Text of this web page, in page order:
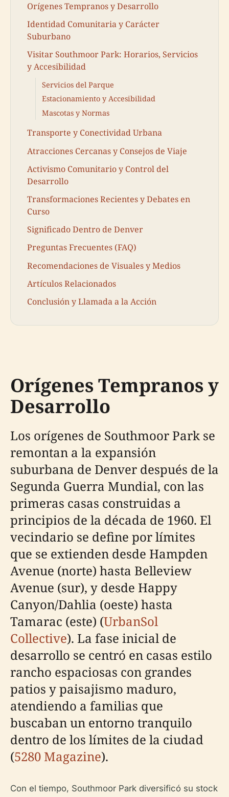
Orígenes Tempranos y Desarrollo
Identidad Comunitaria y Carácter
Suburbano
Visitar Southmoor Park: Horarios, Servicios
y Accesibilidad
Servicios del Parque
Estacionamiento y Accesibilidad
Mascotas y Normas
Transporte y Conectividad Urbana
Atracciones Cercanas y Consejos de Viaje
Activismo Comunitario y Control del
Desarrollo
Transformaciones Recientes y Debates en
Curso
Significado Dentro de Denver
Preguntas Frecuentes (FAQ)
Recomendaciones de Visuales y Medios
Artículos Relacionados
Conclusión y Llamada a la Acción
Orígenes Tempranos y
Desarrollo
Los orígenes de Southmoor Park se
remontan a la expansión
suburbana de Denver después de la
Segunda Guerra Mundial, con las
primeras casas construidas a
principios de la década de 1960. El
vecindario se define por límites
que se extienden desde Hampden
Avenue (norte) hasta Belleview
Avenue (sur), y desde Happy
Canyon/Dahlia (oeste) hasta
Tamarac (este) (UrbanSol
Collective). La fase inicial de
desarrollo se centró en casas estilo
rancho espaciosas con grandes
patios y paisajismo maduro,
atendiendo a familias que
buscaban un entorno tranquilo
dentro de los límites de la ciudad
(5280 Magazine).
Con el tiempo, Southmoor Park diversificó su stock